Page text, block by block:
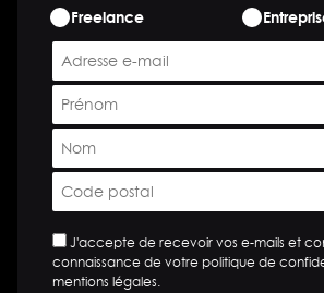
ETAPE
*
Freelance
E-
mail
Prénom
*
Nom
*
Code
postal
*
*
J'accepte de recevoir vos e-mails et
connaissance de votre politique de
mentions légales.